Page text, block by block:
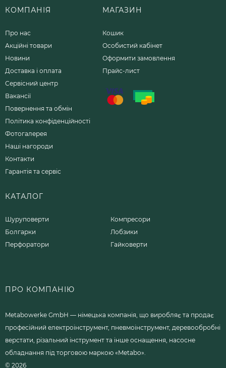
КОМПАНІЯ
Про нас
Акційні товари
Новини
Доставка і оплата
Сервісний центр
Вакансії
Повернення та обмін
Політика конфіденційності
Фотогалерея
Наші нагороди
Контакти
Гарантія та сервіс
МАГАЗИН
Кошик
Особистий кабінет
Оформити замовлення
Прайс-лист
КАТАЛОГ
Шуруповерти
Болгарки
Перфоратори
Компресори
Лобзики
Гайковерти
ПРО КОМПАНІЮ
Metabowerke GmbH — німецька компанія, що виробляє та продає
професійний електроінструмент, пневмоінструмент, деревообробні
верстати, різальний інструмент та інше оснащення, насосне
обладнання під торговою маркою «Metabo».
© 2026